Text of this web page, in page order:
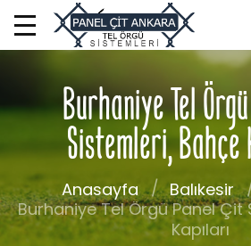
Burhaniye Tel
Sistemleri, Bahçe
Anasayfa Balıkesir
Burhaniye Tel Örgü Panel Çit
Kapıları